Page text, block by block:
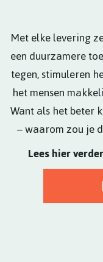
Met elke levering
een duurzamere
tegen, stimuleren
het mensen
Want als het beter
– waarom zou je
Lees hier